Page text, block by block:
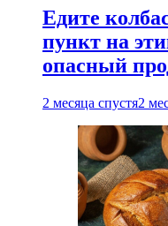
Едите
пункт на
опасный
2 месяца спустя2